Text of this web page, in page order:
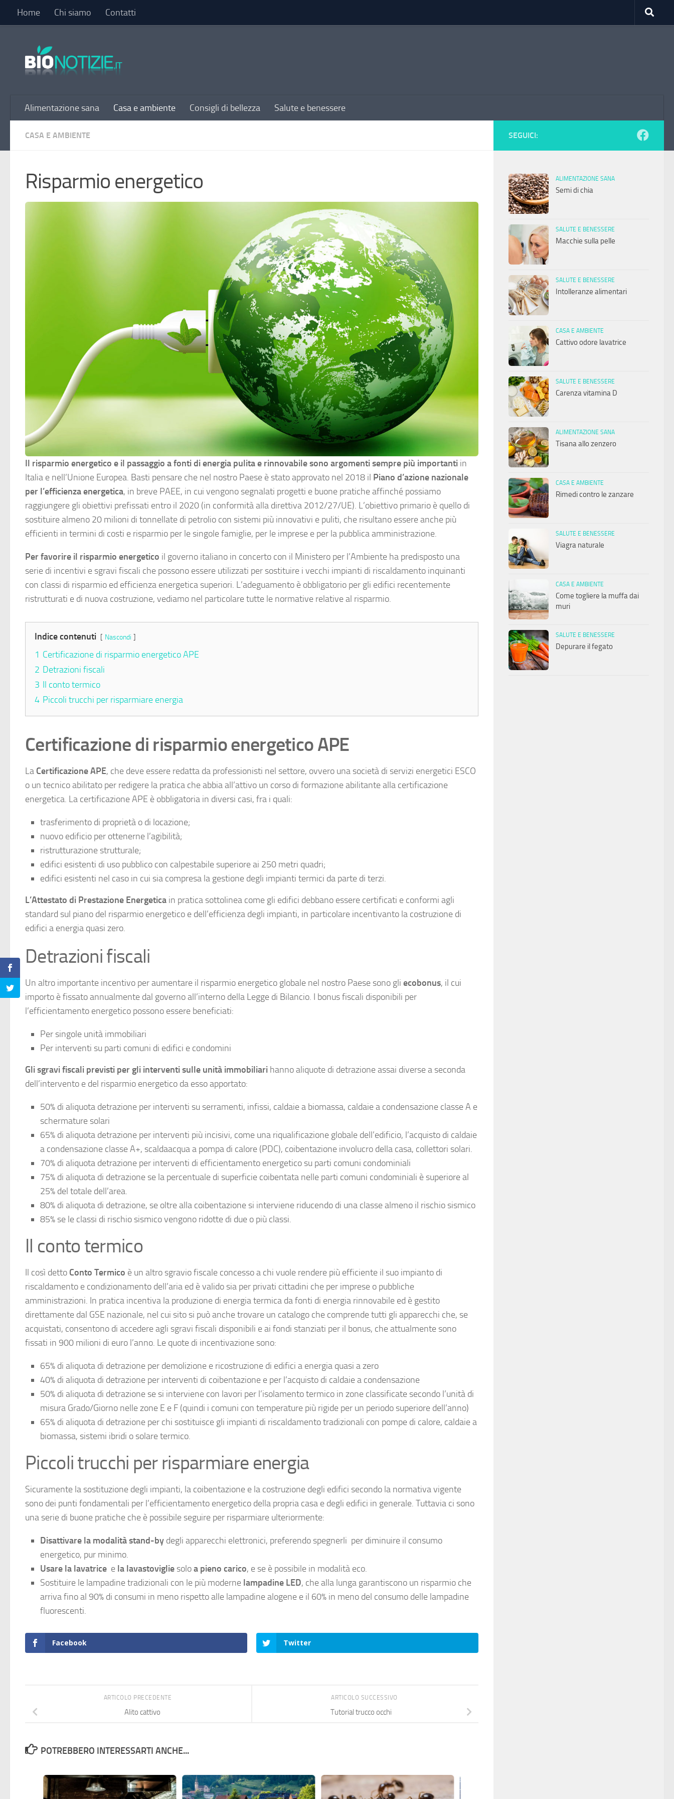
Sotto il contenuto
Home Chi siamo Contatti
Alimentazione sana Casa e ambiente Consigli di bellezza Salute e benessere
CASA E AMBIENTE
Risparmio energetico
Il risparmio energetico e il passaggio a fonti di energia pulita e rinnovabile sono argomenti sempre più importanti in
Italia e nell’Unione Europea. Basti pensare che nel nostro Paese è stato approvato nel 2018 il Piano d’azione nazionale
per l’efficienza energetica, in breve PAEE, in cui vengono segnalati progetti e buone pratiche affinché possiamo
raggiungere gli obiettivi prefissati entro il 2020 (in conformità alla direttiva 2012/27/UE). L’obiettivo primario è quello di
sostituire almeno 20 milioni di tonnellate di petrolio con sistemi più innovativi e puliti, che risultano essere anche più
efficienti in termini di costi e risparmio per le singole famiglie, per le imprese e per la pubblica amministrazione.
Per favorire il risparmio energetico il governo italiano in concerto con il Ministero per l’Ambiente ha predisposto una
serie di incentivi e sgravi fiscali che possono essere utilizzati per sostituire i vecchi impianti di riscaldamento inquinanti
con classi di risparmio ed efficienza energetica superiori. L’adeguamento è obbligatorio per gli edifici recentemente
ristrutturati e di nuova costruzione, vediamo nel particolare tutte le normative relative al risparmio.
Indice contenuti Nascondi
1 Certificazione di risparmio energetico APE
2 Detrazioni fiscali
3 Il conto termico
4 Piccoli trucchi per risparmiare energia
Certificazione di risparmio energetico APE
La Certificazione APE, che deve essere redatta da professionisti nel settore, ovvero una società di servizi energetici ESCO
o un tecnico abilitato per redigere la pratica che abbia all’attivo un corso di formazione abilitante alla certificazione
energetica. La certificazione APE è obbligatoria in diversi casi, fra i quali:
trasferimento di proprietà o di locazione;
nuovo edificio per ottenerne l’agibilità;
ristrutturazione strutturale;
edifici esistenti di uso pubblico con calpestabile superiore ai 250 metri quadri;
edifici esistenti nel caso in cui sia compresa la gestione degli impianti termici da parte di terzi.
L’Attestato di Prestazione Energetica in pratica sottolinea come gli edifici debbano essere certificati e conformi agli
standard sul piano del risparmio energetico e dell’efficienza degli impianti, in particolare incentivanto la costruzione di
edifici a energia quasi zero.
Detrazioni fiscali
Un altro importante incentivo per aumentare il risparmio energetico globale nel nostro Paese sono gli ecobonus, il cui
importo è fissato annualmente dal governo all’interno della Legge di Bilancio. I bonus fiscali disponibili per
l’efficientamento energetico possono essere beneficiati:
Per singole unità immobiliari
Per interventi su parti comuni di edifici e condomini
Gli sgravi fiscali previsti per gli interventi sulle unità immobiliari hanno aliquote di detrazione assai diverse a seconda
dell’intervento e del risparmio energetico da esso apportato:
50% di aliquota detrazione per interventi su serramenti, infissi, caldaie a biomassa, caldaie a condensazione classe A e
schermature solari
65% di aliquota detrazione per interventi più incisivi, come una riqualificazione globale dell’edificio, l’acquisto di caldaie
a condensazione classe A+, scaldaacqua a pompa di calore (PDC), coibentazione involucro della casa, collettori solari.
70% di aliquota detrazione per interventi di efficientamento energetico su parti comuni condominiali
75% di aliquota di detrazione se la percentuale di superficie coibentata nelle parti comuni condominiali è superiore al
25% del totale dell’area.
80% di aliquota di detrazione, se oltre alla coibentazione si interviene riducendo di una classe almeno il rischio sismico
85% se le classi di rischio sismico vengono ridotte di due o più classi.
Il conto termico
Il così detto Conto Termico è un altro sgravio fiscale concesso a chi vuole rendere più efficiente il suo impianto di
riscaldamento e condizionamento dell’aria ed è valido sia per privati cittadini che per imprese o pubbliche
amministrazioni. In pratica incentiva la produzione di energia termica da fonti di energia rinnovabile ed è gestito
direttamente dal GSE nazionale, nel cui sito si può anche trovare un catalogo che comprende tutti gli apparecchi che, se
acquistati, consentono di accedere agli sgravi fiscali disponibili e ai fondi stanziati per il bonus, che attualmente sono
fissati in 900 milioni di euro l’anno. Le quote di incentivazione sono:
65% di aliquota di detrazione per demolizione e ricostruzione di edifici a energia quasi a zero
40% di aliquota di detrazione per interventi di coibentazione e per l’acquisto di caldaie a condensazione
50% di aliquota di detrazione se si interviene con lavori per l’isolamento termico in zone classificate secondo l’unità di
misura Grado/Giorno nelle zone E e F (quindi i comuni con temperature più rigide per un periodo superiore dell’anno)
65% di aliquota di detrazione per chi sostituisce gli impianti di riscaldamento tradizionali con pompe di calore, caldaie a
biomassa, sistemi ibridi o solare termico.
Piccoli trucchi per risparmiare energia
Sicuramente la sostituzione degli impianti, la coibentazione e la costruzione degli edifici secondo la normativa vigente
sono dei punti fondamentali per l’efficientamento energetico della propria casa e degli edifici in generale. Tuttavia ci sono
una serie di buone pratiche che è possibile seguire per risparmiare ulteriormente:
Disattivare la modalità stand-by degli apparecchi elettronici, preferendo spegnerli per diminuire il consumo
energetico, pur minimo.
Usare la lavatrice e la lavastoviglie soloa pieno carico, e se è possibile in modalità eco.
Sostituire le lampadine tradizionali con le più moderne lampadine LED, che alla lunga garantiscono un risparmio che
arriva fino al 90% di consumi in meno rispetto alle lampadine alogene e il 60% in meno del consumo delle lampadine
fluorescenti.
Facebook Twitter
ARTICOLO SUCCESSIVO
Tutorial trucco occhi
ARTICOLO PRECEDENTE
Alito cattivo
POTREBBERO INTERESSARTI ANCHE...
SEGUICI:
ALIMENTAZIONE SANA
Semi di chia
SALUTE E BENESSERE
Macchie sulla pelle
SALUTE E BENESSERE
Intolleranze alimentari
CASA E AMBIENTE
Cattivo odore lavatrice
SALUTE E BENESSERE
Carenza vitamina D
ALIMENTAZIONE SANA
Tisana allo zenzero
CASA E AMBIENTE
Rimedi contro le zanzare
SALUTE E BENESSERE
Viagra naturale
CASA E AMBIENTE
Come togliere la muffa dai
muri
SALUTE E BENESSERE
Depurare il fegato